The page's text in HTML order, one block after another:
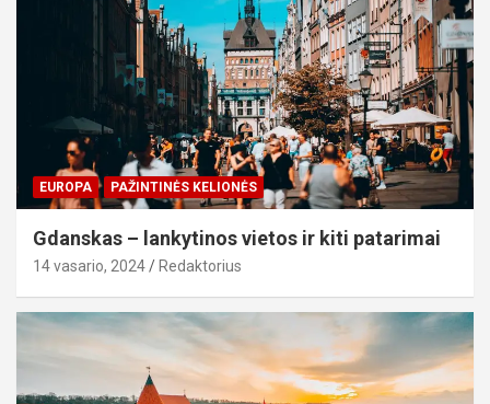
EUROPA PAŽINTINĖS KELIONĖS
Gdanskas – lankytinos vietos ir kiti patarimai
14 vasario, 2024 Redaktorius